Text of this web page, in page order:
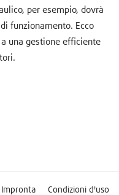
per esempio, dovrà
funzionamento. Ecco
una gestione efficiente
Impronta Condizioni d'uso